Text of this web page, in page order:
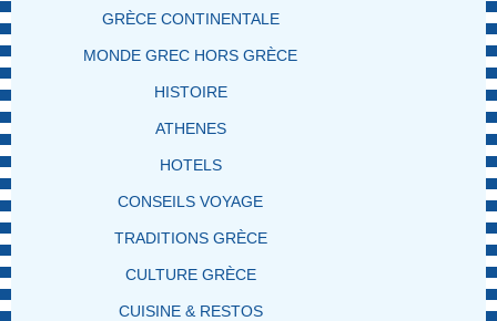
GRÈCE CONTINENTALE
MONDE GREC HORS GRÈCE
HISTOIRE
ATHENES
HOTELS
CONSEILS VOYAGE
TRADITIONS GRÈCE
CULTURE GRÈCE
CUISINE & RESTOS